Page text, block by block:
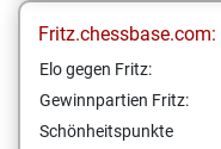
Fritz.chessbase.com:
Elo gegen Fritz:
Gewinnpartien Fritz:
Schönheitspunkte